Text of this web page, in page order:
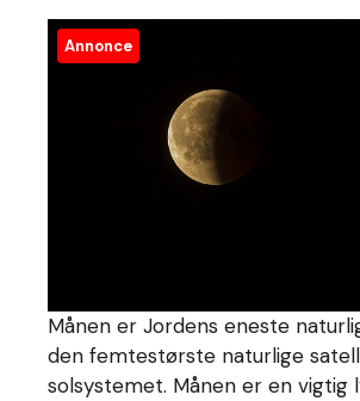
Annonce
Månen er Jordens eneste
den femtestørste naturlige
solsystemet. Månen er en vigtig